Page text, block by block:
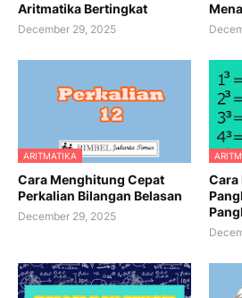
Aritmatika Bertingkat
December 29, 2025
ARITMATIKA
Cara Menghitung Cepat
Perkalian Bilangan Belasan
December 29, 2025
Cara